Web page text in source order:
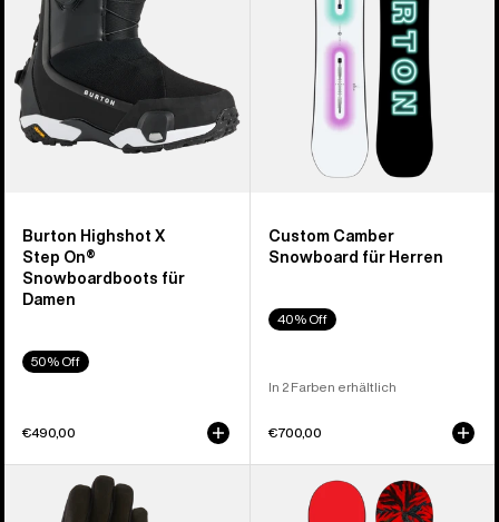
Damen
Burton Highshot X
Step On®
Snowboardboots für
Damen
50% Off
€490,00
Custom Camber
Snowboard für Herren
40% Off
In 2 Farben erhältlich
€700,00
Blossom